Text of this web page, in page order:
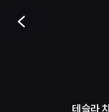
테슬라